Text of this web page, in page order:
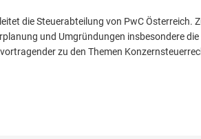
die Steuerabteilung von PwC Österreich.
und Umgründungen insbesondere
zu den Themen